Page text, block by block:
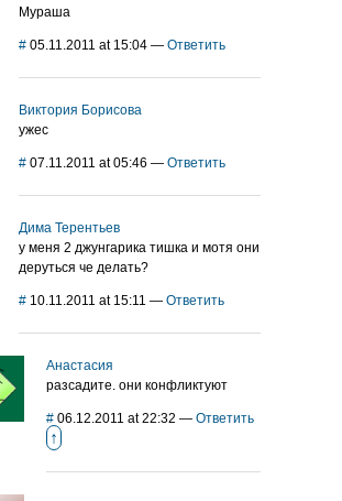
Мураша
# 05.11.2011 at 15:04 — Ответить
Виктория Борисова
ужес
# 07.11.2011 at 05:46 — Ответить
Дима Терентьев
у меня 2 джунгарика тишка и мотя они
деруться че делать?
# 10.11.2011 at 15:11 — Ответить
Анастасия
разсадите. они конфликтуют
# 06.12.2011 at 22:32 — Ответить
↑